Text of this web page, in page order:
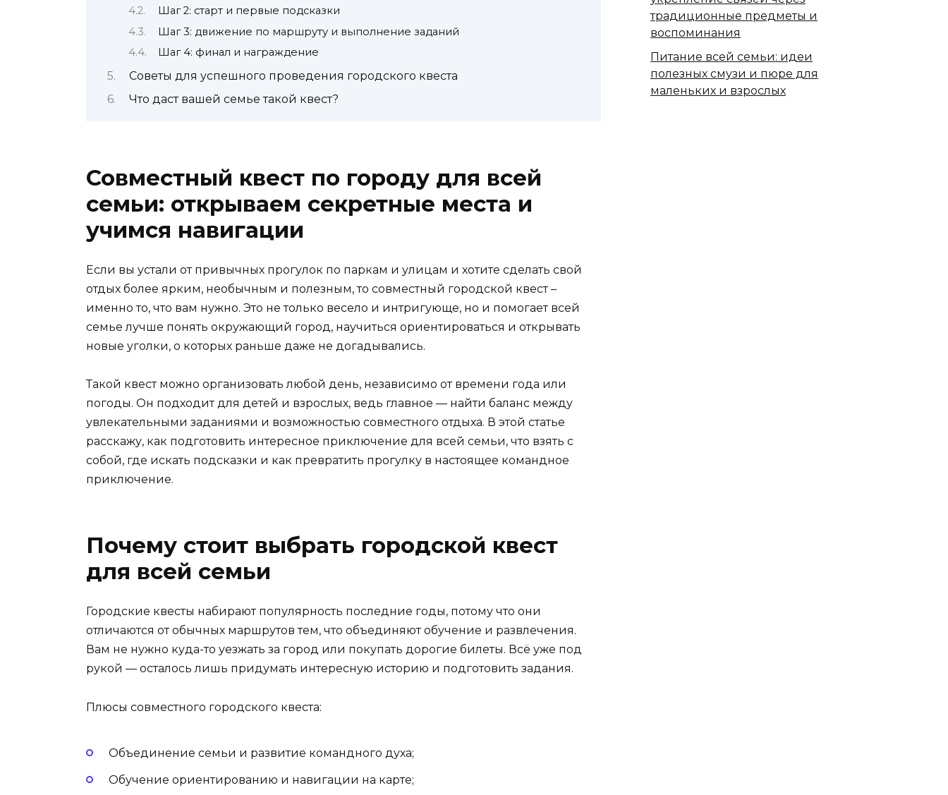
Шаг 2: старт и первые подсказки
Шаг 3: движение по маршруту и выполнение заданий
Шаг 4: финал и награждение
Советы для успешного проведения городского квеста
Что даст вашей семье такой квест?
Совместный квест по городу для всей
семьи: открываем секретные места и
учимся навигации
Если вы устали от привычных прогулок по паркам и улицам и хотите сделать свой
отдых более ярким, необычным и полезным, то совместный городской квест –
именно то, что вам нужно. Это не только весело и интригующе, но и помогает всей
семье лучше понять окружающий город, научиться ориентироваться и открывать
новые уголки, о которых раньше даже не догадывались.
Такой квест можно организовать любой день, независимо от времени года или
погоды. Он подходит для детей и взрослых, ведь главное — найти баланс между
увлекательными заданиями и возможностью совместного отдыха. В этой статье
расскажу, как подготовить интересное приключение для всей семьи, что взять с
собой, где искать подсказки и как превратить прогулку в настоящее командное
приключение.
Почему стоит выбрать городской квест
для всей семьи
Городские квесты набирают популярность последние годы, потому что они
отличаются от обычных маршрутов тем, что объединяют обучение и развлечения.
Вам не нужно куда-то уезжать за город или покупать дорогие билеты. Всё уже под
рукой — осталось лишь придумать интересную историю и подготовить задания.
Плюсы совместного городского квеста:
Объединение семьи и развитие командного духа;
Обучение ориентированию и навигации на карте;
традиционные предметы и
воспоминания
Питание всей семьи: идеи
полезных смузи и пюре для
маленьких и взрослых